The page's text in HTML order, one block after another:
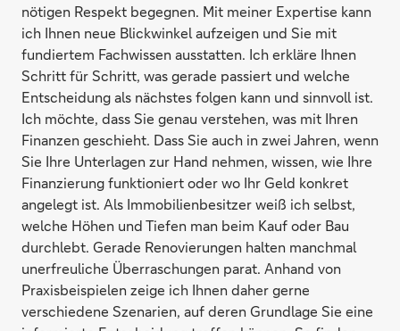
nötigen Respekt begegnen. Mit meiner Expertise kann
ich Ihnen neue Blickwinkel aufzeigen und Sie mit
fundiertem Fachwissen ausstatten. Ich erkläre Ihnen
Schritt für Schritt, was gerade passiert und welche
Entscheidung als nächstes folgen kann und sinnvoll ist.
Ich möchte, dass Sie genau verstehen, was mit Ihren
Finanzen geschieht. Dass Sie auch in zwei Jahren, wenn
Sie Ihre Unterlagen zur Hand nehmen, wissen, wie Ihre
Finanzierung funktioniert oder wo Ihr Geld konkret
angelegt ist. Als Immobilienbesitzer weiß ich selbst,
welche Höhen und Tiefen man beim Kauf oder Bau
durchlebt. Gerade Renovierungen halten manchmal
unerfreuliche Überraschungen parat. Anhand von
Praxisbeispielen zeige ich Ihnen daher gerne
verschiedene Szenarien, auf deren Grundlage Sie eine